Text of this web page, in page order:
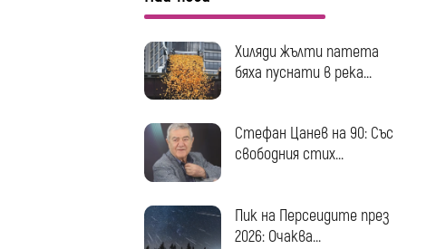
Хиляди жълти патета
бяха пуснати в река...
Стефан Цанев на 90: Със
свободния стих...
Пик на Персеидите през
2026: Очаква...